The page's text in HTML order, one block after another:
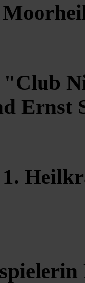
"Club
Ernst